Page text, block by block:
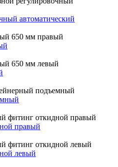
автоматический
правый
левый